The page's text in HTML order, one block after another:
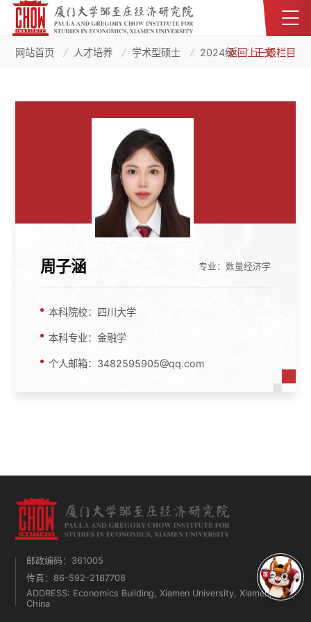
网站首页 人才培养 学术型硕士 2024级 正文
返回上一级栏目
周子涵 专业：数量经济学
本科院校：四川大学
本科专业：金融学
个人邮箱：3482595905@qq.com
邮政编码：361005
传真：86-592-2187708
ADDRESS: Economics Building, Xiamen University, Xiamen,
China